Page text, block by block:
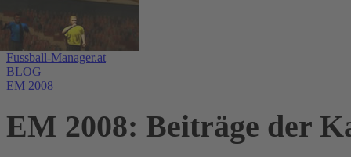
Fussball-Manager.at
BLOG
EM 2008
EM 2008: Beiträge der